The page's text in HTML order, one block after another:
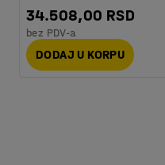
34.508,00 RSD
bez PDV-a
DODAJ U KORPU